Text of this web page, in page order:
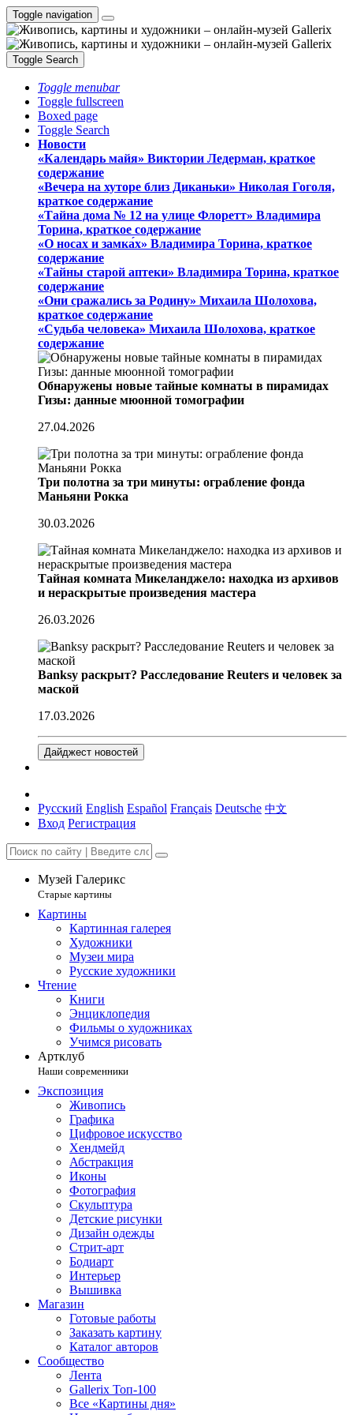
Toggle navigation
Toggle Search
Toggle menubar
Toggle fullscreen
Boxed page
Toggle Search
Новости
«Календарь майя» Виктории Ледерман, краткое
содержание
«Вечера на хуторе близ Диканьки» Николая Гоголя,
краткое содержание
«Тайна дома № 12 на улице Флоретт» Владимира
Торина, краткое содержание
«О носах и замка́х» Владимира Торина, краткое
содержание
«Тайны старой аптеки» Владимира Торина, краткое
содержание
«Они сражались за Родину» Михаила Шолохова,
краткое содержание
«Судьба человека» Михаила Шолохова, краткое
содержание
Обнаружены новые тайные комнаты в пирамидах
Гизы: данные мюонной томографии
27.04.2026
Три полотна за три минуты: ограбление фонда
Маньяни Рокка
30.03.2026
Тайная комната Микеланджело: находка из архивов
и нераскрытые произведения мастера
26.03.2026
Banksy раскрыт? Расследование Reuters и человек за
маской
17.03.2026
Дайджест новостей
Русский English Español Français Deutsche 中文
Вход Регистрация
Музей Галерикс
Старые картины
Картины
Картинная галерея
Художники
Музеи мира
Русские художники
Чтение
Книги
Энциклопедия
Фильмы о художниках
Учимся рисовать
Артклуб
Наши современники
Экспозиция
Живопись
Графика
Цифровое искусство
Хендмейд
Абстракция
Иконы
Фотография
Скульптура
Детские рисунки
Дизайн одежды
Стрит-арт
Бодиарт
Интерьер
Вышивка
Магазин
Готовые работы
Заказать картину
Каталог авторов
Сообщество
Лента
Gallerix Топ-100
Все «Картины дня»